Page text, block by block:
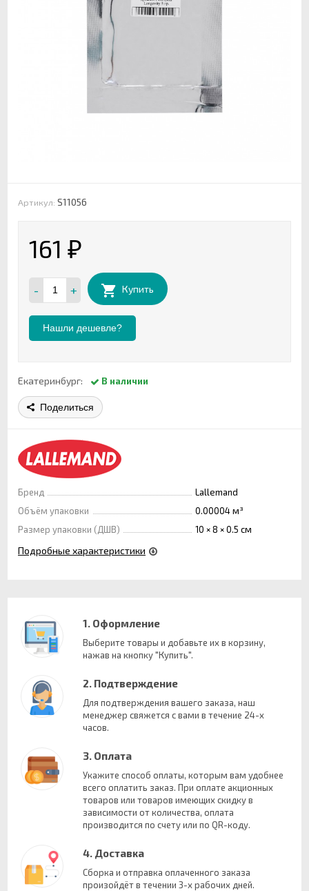
Артикул: S11056
161 ₽
- + Купить
Нашли дешевле?
Екатеринбург: В наличии
Поделиться
Бренд
Lallemand
Объём упаковки
0.00004 м³
Размер упаковки (ДШВ)
10 × 8 × 0.5 см
Подробные характеристики
1. Оформление
Выберите товары и добавьте их в корзину,
нажав на кнопку "Купить".
2. Подтверждение
Для подтверждения вашего заказа, наш
менеджер свяжется с вами в течение 24-х
часов.
3. Оплата
Укажите способ оплаты, которым вам удобнее
всего оплатить заказ. При оплате акционных
товаров или товаров имеющих скидку в
зависимости от количества, оплата
производится по счету или по QR-коду.
4. Доставка
Сборка и отправка оплаченного заказа
произойдёт в течении 3-х рабочих дней.